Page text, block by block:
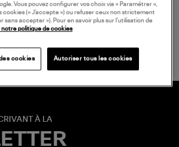
LIVRAISON GRATUITE
À LA
Vous pouvez configurer vos choix via « Paramétrer »,
cookies (« J’accepte ») ou refuser ceux non strictement
sans accepter »). Pour en savoir plus sur l’utilisation de
politique de cookies
cookies Autoriser tous les cookies